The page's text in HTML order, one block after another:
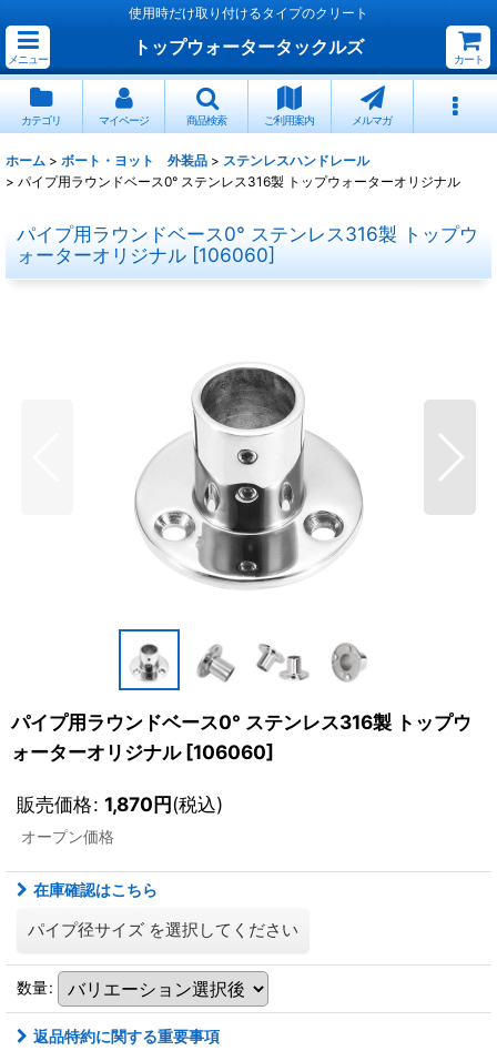
使用時だけ取り付けるタイプのクリート
メニュー
トップウォータータックルズ
カート
カテゴリ マイページ 商品検索 ご利用案内 メルマガ
ホーム > ボート・ヨット 外装品 > ステンレスハンドレール
> パイプ用ラウンドベース0° ステンレス316製 トップウォーターオリジナル
パイプ用ラウンドベース0° ステンレス316製 トップウ
ォーターオリジナル [106060]
パイプ用ラウンドベース0° ステンレス316製 トップウ
ォーターオリジナル [106060]
販売価格: 1,870円(税込)
オープン価格
在庫確認はこちら
パイプ径サイズ を選択してください
数量:
返品特約に関する重要事項